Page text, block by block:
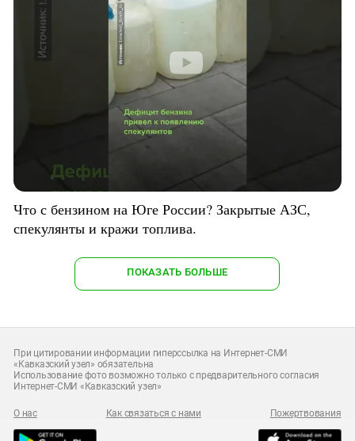
Что с бензином на Юге России? Закрытые АЗС,
спекулянты и кражи топлива.
ПОКАЗАТЬ БОЛЬШЕ
При цитировании информации гиперссылка на Интернет-СМИ
«Кавказский узел» обязательна
Использование фото возможно только с предварительного согласия
Интернет-СМИ «Кавказский узел»
О нас Как связаться с нами Пожертвования